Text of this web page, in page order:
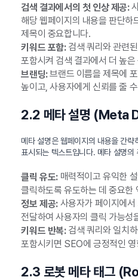
검색 결과에서의 첫 인상 제공:
해당 웹페이지의 내용을 판단하
제목이 중요합니다.
키워드 포함:검색 쿼리와 관련
포함시켜 검색 결과에서 더 높
브랜딩:브랜드 이름을 제목에
높이고, 사용자에게 신뢰를 줄
2.2 메타 설명 (Meta
메타 설명은 웹페이지의 내용을 간략
표시되는 텍스트입니다. 메타 설명
클릭 유도:매력적이고 유익한
클릭하도록 유도하는 데 중요한
정보 제공:사용자가 페이지에서
전달하여 사용자의 클릭 가능성
키워드 반복:검색 쿼리와 일치
포함시키면 SEO에 긍정적인
2.3 로봇 메타 태그